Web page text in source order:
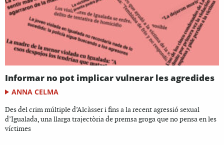
Informar no pot implicar vulnerar les agredides
ANNA CELMA
Des del crim múltiple d’Alcàsser i fins a la recent agressió sexual
d’Igualada, una llarga trajectòria de premsa groga que no pensa en les
víctimes